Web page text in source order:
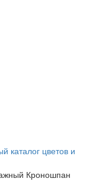
каталог цветов и
Кроношпан